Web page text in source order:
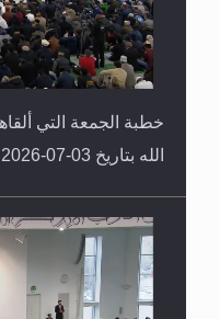
خطبة الجمعة التي
الله بتاريخ 03-07-2026